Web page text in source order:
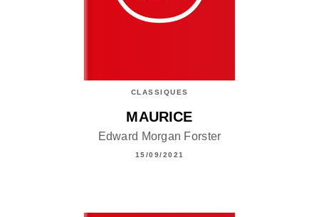
CLASSIQUES
MAURICE
Edward Morgan Forster
15/09/2021